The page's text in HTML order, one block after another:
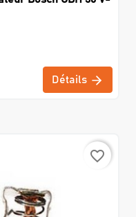
Détails
favorite_border